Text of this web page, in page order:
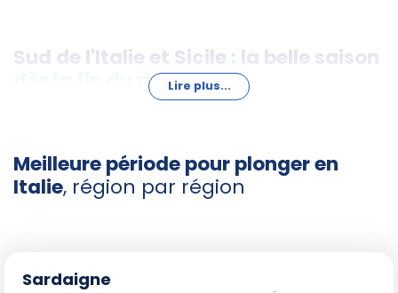
Sud de l'Italie et Sicile : la belle saison
dès la fin du printemps
Basilicate) et en Sicile, la saison idéale pour la plongée et le
snorkeling s'étend principalement dejuinàseptembre
Les températures de l'eau deviennent agréables à partir de
L'été offre des eaux claires et chaudes, propices à
Lire plus...
Meilleure période pour plonger en
Italie, région par région
Sardaigne